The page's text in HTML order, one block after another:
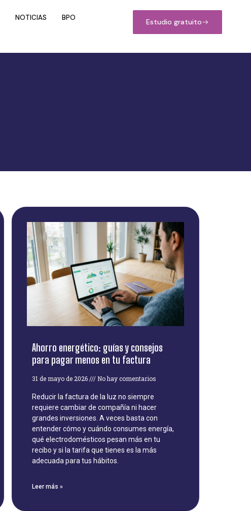
NOTICIAS
BPO
Estudio gratuito
Ahorro energético: guías y consejos
para pagar menos en tu factura
31 de mayo de 2026 No hay comentarios
Reducir la factura de la luz no siempre
requiere cambiar de compañía ni hacer
grandes inversiones. A veces basta con
entender cómo y cuándo consumes energía,
qué electrodomésticos pesan más en tu
recibo y si la tarifa que tienes es la más
adecuada para tus hábitos.
Leer más »